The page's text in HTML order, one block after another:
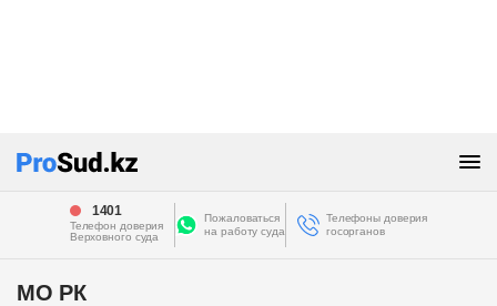
1401
Телефон доверия
Верховного суда
Пожаловаться
на работу суда
Телефоны доверия
госорганов
МО РК